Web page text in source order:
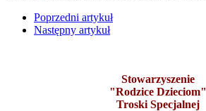
Poprzedni artykuł
Następny artykuł
Stowarzyszenie
"Rodzice Dzieciom"
Troski Specjalnej